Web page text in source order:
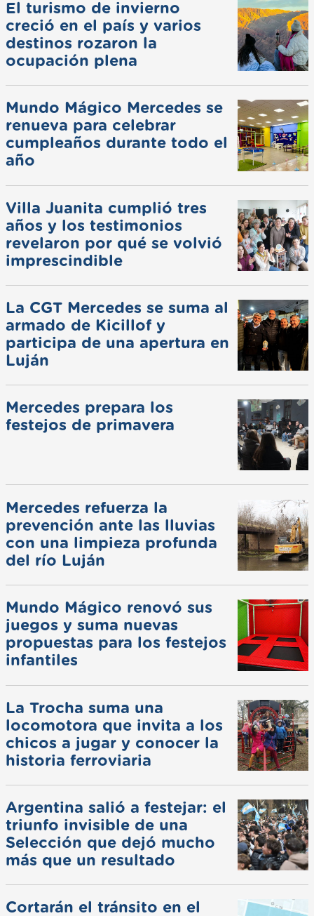
El turismo de invierno
creció en el país y varios
destinos rozaron la
ocupación plena
Mundo Mágico Mercedes se
renueva para celebrar
cumpleaños durante todo el
año
Villa Juanita cumplió tres
años y los testimonios
revelaron por qué se volvió
imprescindible
La CGT Mercedes se suma al
armado de Kicillof y
participa de una apertura en
Luján
Mercedes prepara los
festejos de primavera
Mercedes refuerza la
prevención ante las lluvias
con una limpieza profunda
del río Luján
Mundo Mágico renovó sus
juegos y suma nuevas
propuestas para los festejos
infantiles
La Trocha suma una
locomotora que invita a los
chicos a jugar y conocer la
historia ferroviaria
Argentina salió a festejar: el
triunfo invisible de una
Selección que dejó mucho
más que un resultado
Cortarán el tránsito en el